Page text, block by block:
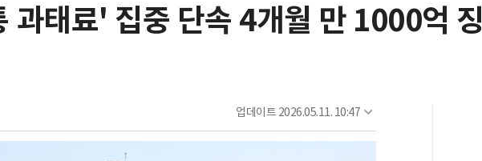
과태료' 집중 단속 4개월 만 1000억
업데이트 2026.05.11. 10:47